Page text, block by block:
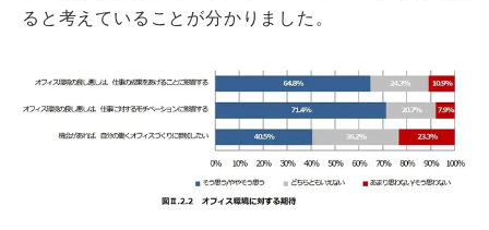
ると考えていることが分かりました。